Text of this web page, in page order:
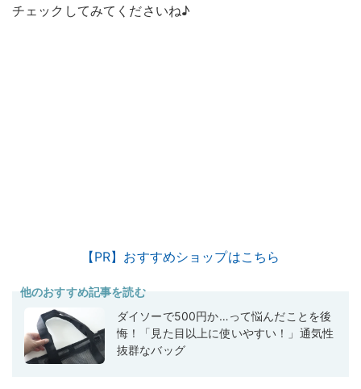
チェックしてみてくださいね♪
【PR】おすすめショップはこちら
他のおすすめ記事を読む
ダイソーで500円か…って悩んだことを後
悔！「見た目以上に使いやすい！」通気性
抜群なバッグ